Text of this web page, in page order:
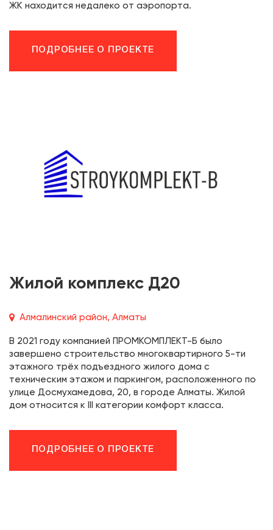
ЖК находится недалеко от аэропорта.
ПОДРОБНЕЕ О ПРОЕКТЕ
Жилой комплекс Д20
Алмалинский район, Алматы
В 2021 году компанией ПРОМКОМПЛЕКТ-Б было
завершено строительство многоквартирного 5-ти
этажного трёх подъездного жилого дома с
техническим этажом и паркингом, расположенного по
улице Досмухамедова, 20, в городе Алматы. Жилой
дом относится к III категории комфорт класса.
ПОДРОБНЕЕ О ПРОЕКТЕ